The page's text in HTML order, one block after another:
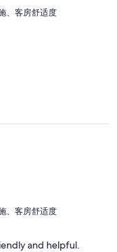
、客房舒适度
、客房舒适度
and helpful.